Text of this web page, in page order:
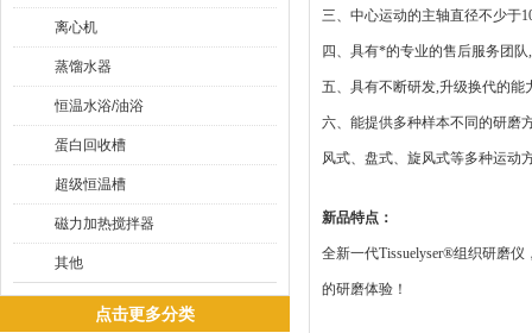
离心机
蒸馏水器
恒温水浴/油浴
蛋白回收槽
超级恒温槽
磁力加热搅拌器
其他
点击更多分类
三、中心运动的主轴直径不少于
四、具有*的专业的售后服务团
五、具有不断研发,升级换代的
六、能提供多种样本不同的研磨
风式、盘式、旋风式等多种运动
新品特点：
全新一代Tissuelyser®组织研磨
的研磨体验！